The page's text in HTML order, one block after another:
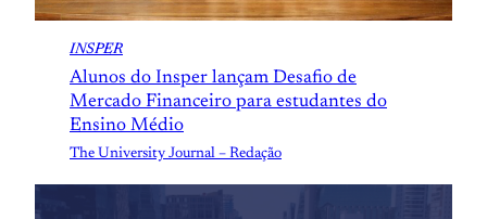
INSPER
Alunos do Insper lançam Desafio de
Mercado Financeiro para estudantes do
Ensino Médio
The University Journal – Redação